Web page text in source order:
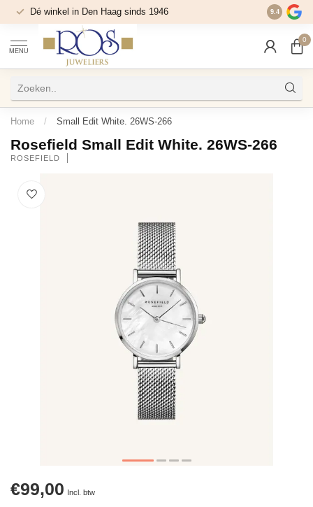
Dé winkel in Den Haag sinds 1946 9.4
MENU
0
Home / Small Edit White. 26WS-266
Rosefield Small Edit White. 26WS-266
ROSEFIELD
€99,00 Incl. btw